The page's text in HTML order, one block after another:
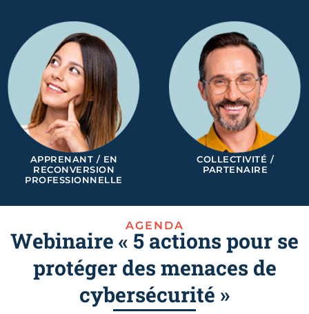
APPRENANT / EN
RECONVERSION
PROFESSIONNELLE
COLLECTIVITÉ /
PARTENAIRE
AGENDA
Webinaire « 5 actions pour se
protéger des menaces de
cybersécurité »